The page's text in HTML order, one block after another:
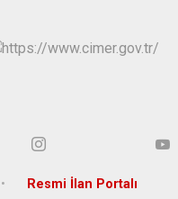
Resmi İlan Portalı